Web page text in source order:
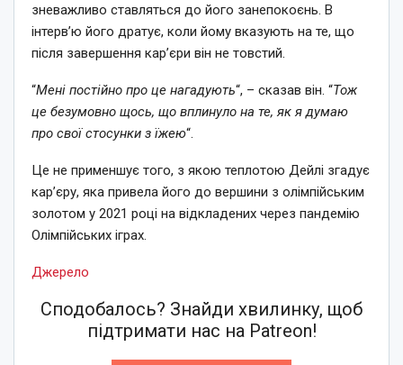
зневажливо ставляться до його занепокоєнь. В
інтерв’ю його дратує, коли йому вказують на те, що
після завершення кар’єри він не товстий.
“Мені постійно про це нагадують“, – сказав він. “Тож
це безумовно щось, що вплинуло на те, як я думаю
про свої стосунки з їжею“.
Це не применшує того, з якою теплотою Дейлі згадує
кар’єру, яка привела його до вершини з олімпійським
золотом у 2021 році на відкладених через пандемію
Олімпійських іграх.
Джерело
Сподобалось? Знайди хвилинку, щоб
підтримати нас на Patreon!